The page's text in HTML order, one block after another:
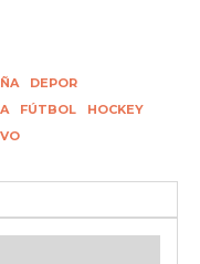
DEPOR
FÚTBOL
HOCKEY